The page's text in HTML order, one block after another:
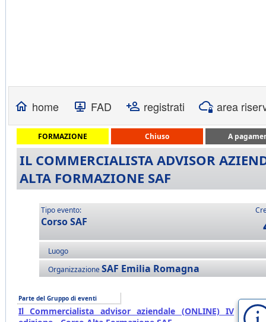
home FAD registrati area
FORMAZIONE Chiuso A
IL COMMERCIALISTA ADVISOR
ALTA FORMAZIONE SAF
Tipo evento:
Corso SAF
Luogo
OrganizzazioneSAF Emilia Romagna
Parte del Gruppo di eventi
Il Commercialista advisor aziendale (ONLINE) IV